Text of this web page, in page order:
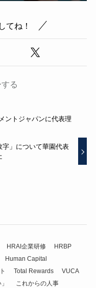
てね！
る
ントジャパンに代表理
字」について華園代表
HRAI企業研修
HRBP
Human Capital
Total Rewards
VUCA
これからの人事